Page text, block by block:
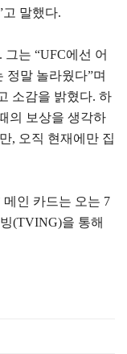
말했다.
는 “UFC에선 어
정말 놀라웠다”며
소감을 밝혔다. 하
의 보상을 생각하
, 오직 현재에만 집
메인 카드는 오는 7
(TVING)을 통해